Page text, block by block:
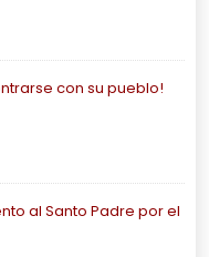
con su pueblo!
al Santo Padre por el